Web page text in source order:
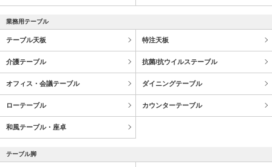
業務用テーブル
テーブル天板 特注天板
介護テーブル 抗菌/抗ウイルステーブル
オフィス・会議テーブル ダイニングテーブル
ローテーブル カウンターテーブル
和風テーブル・座卓
テーブル脚